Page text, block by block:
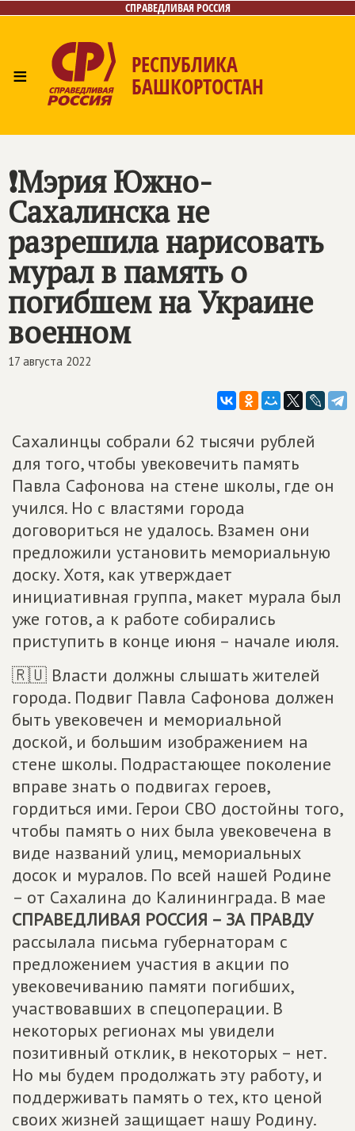
СПРАВЕДЛИВАЯ РОССИЯ
≡ РЕСПУБЛИКА
БАШКОРТОСТАН
Контакты
❗Мэрия Южно-
Сахалинска не
разрешила нарисовать
мурал в память о
погибшем на Украине
военном
17 августа 2022
Сахалинцы собрали 62 тысячи рублей
для того, чтобы увековечить память
Павла Сафонова на стене школы, где он
учился. Но с властями города
договориться не удалось. Взамен они
предложили установить мемориальную
доску. Хотя, как утверждает
инициативная группа, макет мурала был
уже готов, а к работе собирались
приступить в конце июня – начале июля.
🇷🇺 Власти должны слышать жителей
города. Подвиг Павла Сафонова должен
быть увековечен и мемориальной
доской, и большим изображением на
стене школы. Подрастающее поколение
вправе знать о подвигах героев,
гордиться ими. Герои СВО достойны того,
чтобы память о них была увековечена в
виде названий улиц, мемориальных
досок и муралов. По всей нашей Родине
– от Сахалина до Калининграда. В мае
СПРАВЕДЛИВАЯ РОССИЯ – ЗА ПРАВДУ
рассылала письма губернаторам с
предложением участия в акции по
увековечиванию памяти погибших,
участвовавших в спецоперации. В
некоторых регионах мы увидели
позитивный отклик, в некоторых – нет.
Но мы будем продолжать эту работу, и
поддерживать память о тех, кто ценой
своих жизней защищает нашу Родину.